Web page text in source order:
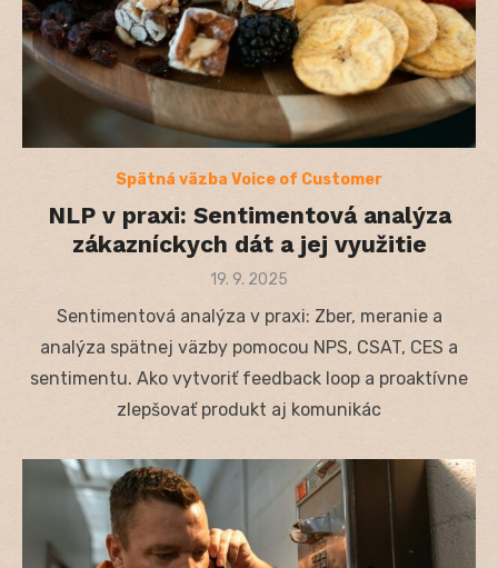
Spätná väzba Voice of Customer
NLP v praxi: Sentimentová analýza
zákazníckych dát a jej využitie
Posted
19. 9. 2025
Sentimentová analýza v praxi: Zber, meranie a
analýza spätnej väzby pomocou NPS, CSAT, CES a
sentimentu. Ako vytvoriť feedback loop a proaktívne
zlepšovať produkt aj komunikác